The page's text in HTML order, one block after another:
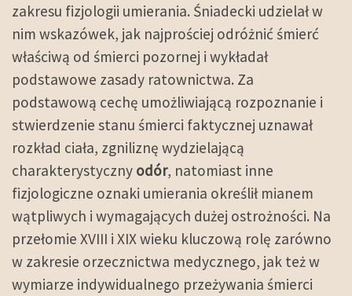
zakresu fizjologii umierania. Śniadecki udzielał w
nim wskazówek, jak najprościej odróżnić śmierć
właściwą od śmierci pozornej i wykładał
podstawowe zasady ratownictwa. Za
podstawową cechę umożliwiającą rozpoznanie i
stwierdzenie stanu śmierci faktycznej uznawał
rozkład ciała, zgniliznę wydzielającą
charakterystyczny odór, natomiast inne
fizjologiczne oznaki umierania określił mianem
wątpliwych i wymagających dużej ostrożności. Na
przełomie XVIII i XIX wieku kluczową rolę zarówno
w zakresie orzecznictwa medycznego, jak też w
wymiarze indywidualnego przeżywania śmierci